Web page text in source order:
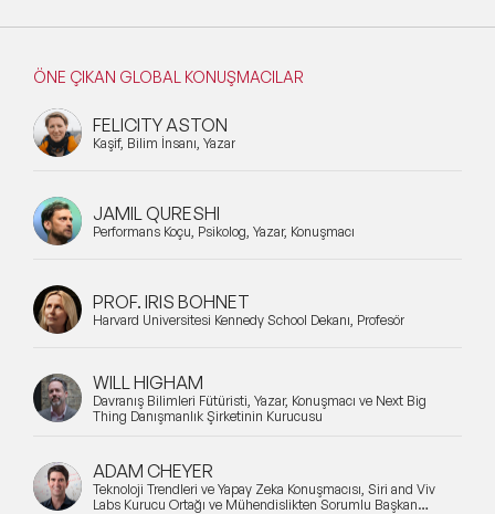
ÖNE ÇIKAN GLOBAL KONUŞMACILAR
FELICITY ASTON
Kaşif, Bilim İnsanı, Yazar
JAMIL QURESHI
Performans Koçu, Psikolog, Yazar, Konuşmacı
PROF. IRIS BOHNET
Harvard Üniversitesi Kennedy School Dekanı, Profesör
WILL HIGHAM
Davranış Bilimleri Fütüristi, Yazar, Konuşmacı ve Next Big
Thing Danışmanlık Şirketinin Kurucusu
ADAM CHEYER
Teknoloji Trendleri ve Yapay Zeka Konuşmacısı, Siri and Viv
Labs Kurucu Ortağı ve Mühendislikten Sorumlu Başkan